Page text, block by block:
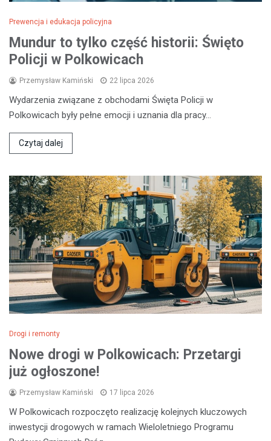
Prewencja i edukacja policyjna
Mundur to tylko część historii: Święto
Policji w Polkowicach
Przemysław Kamiński 22 lipca 2026
Wydarzenia związane z obchodami Święta Policji w
Polkowicach były pełne emocji i uznania dla pracy…
Czytaj dalej
Drogi i remonty
Nowe drogi w Polkowicach: Przetargi
już ogłoszone!
Przemysław Kamiński 17 lipca 2026
W Polkowicach rozpoczęto realizację kolejnych kluczowych
inwestycji drogowych w ramach Wieloletniego Programu